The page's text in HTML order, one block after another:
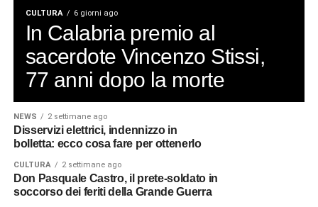
CULTURA 6 giorni ago
In Calabria premio al
sacerdote Vincenzo Stissi,
77 anni dopo la morte
NEWS 2 settimane ago
Disservizi elettrici, indennizzo in
bolletta: ecco cosa fare per ottenerlo
CULTURA 2 settimane ago
Don Pasquale Castro, il prete-soldato in
soccorso dei feriti della Grande Guerra